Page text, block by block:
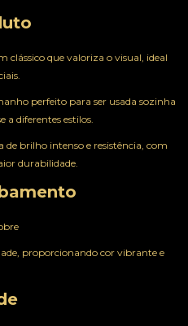
clássico que valoriza o visual, ideal
perfeito para ser usada sozinha
diferentes estilos.
de brilho intenso e resistência, com
durabilidade.
proporcionando cor vibrante e